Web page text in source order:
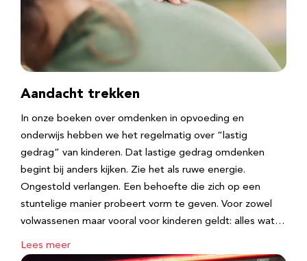
Aandacht trekken
In onze boeken over omdenken in opvoeding en
onderwijs hebben we het regelmatig over “lastig
gedrag” van kinderen. Dat lastige gedrag omdenken
begint bij anders kijken. Zie het als ruwe energie.
Ongestold verlangen. Een behoefte die zich op een
stuntelige manier probeert vorm te geven. Voor zowel
volwassenen maar vooral voor kinderen geldt: alles wat…
Lees meer